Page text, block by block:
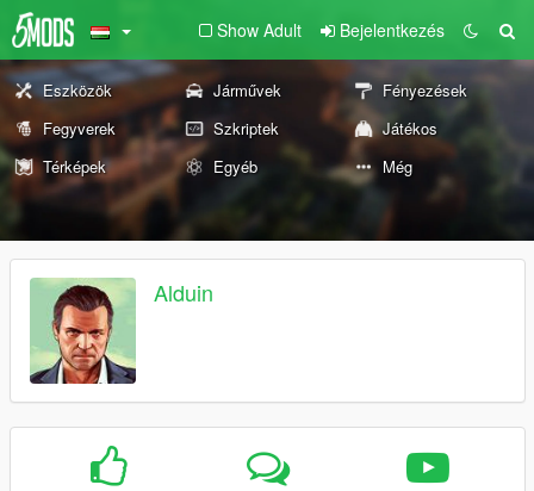
Show Adult Bejelentkezés
Eszközök Járművek
Fényezések
Fegyverek
Szkriptek
Játékos
Térképek
Egyéb Még
Alduin